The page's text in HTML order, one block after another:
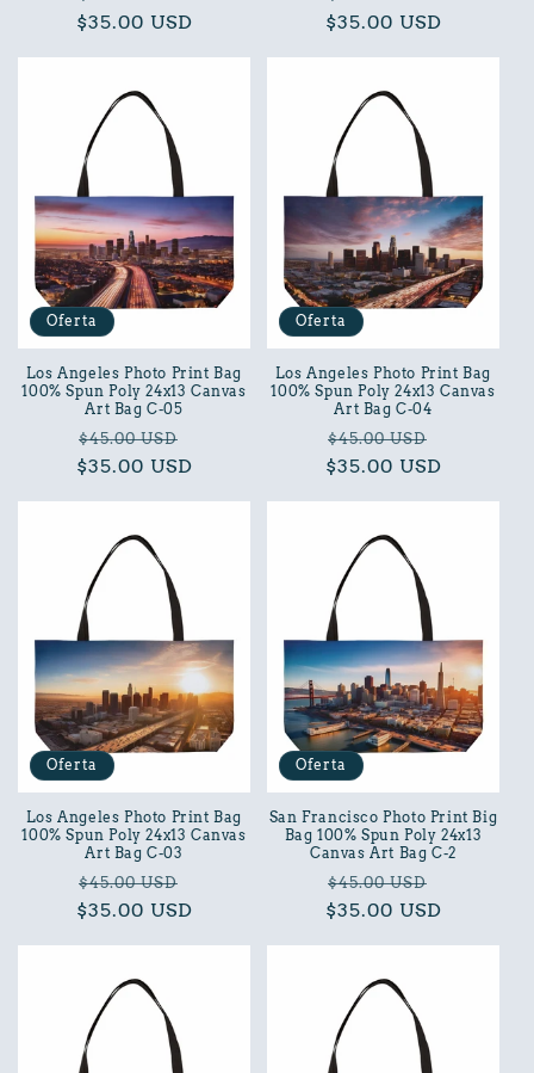
habitual
de
$35.00 USD
habitual
de
$35.00 USD
Oferta
Los Angeles Photo Print Bag
100% Spun Poly 24x13 Canvas
Art Bag C-05
Precio
habitual
$45.00 USD
de
$35.00 USD
Oferta
Los Angeles Photo Print Bag
100% Spun Poly 24x13 Canvas
Art Bag C-04
Precio
habitual
$45.00 USD
de
$35.00 USD
Oferta
Los Angeles Photo Print Bag
100% Spun Poly 24x13 Canvas
Art Bag C-03
Precio
habitual
$45.00 USD
de
$35.00 USD
Oferta
San Francisco Photo Print Big
Bag 100% Spun Poly 24x13
Canvas Art Bag C-2
Precio
habitual
$45.00 USD
de
$35.00 USD